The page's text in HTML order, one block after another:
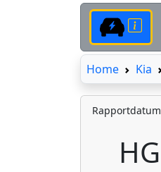
HomeHome
Kia